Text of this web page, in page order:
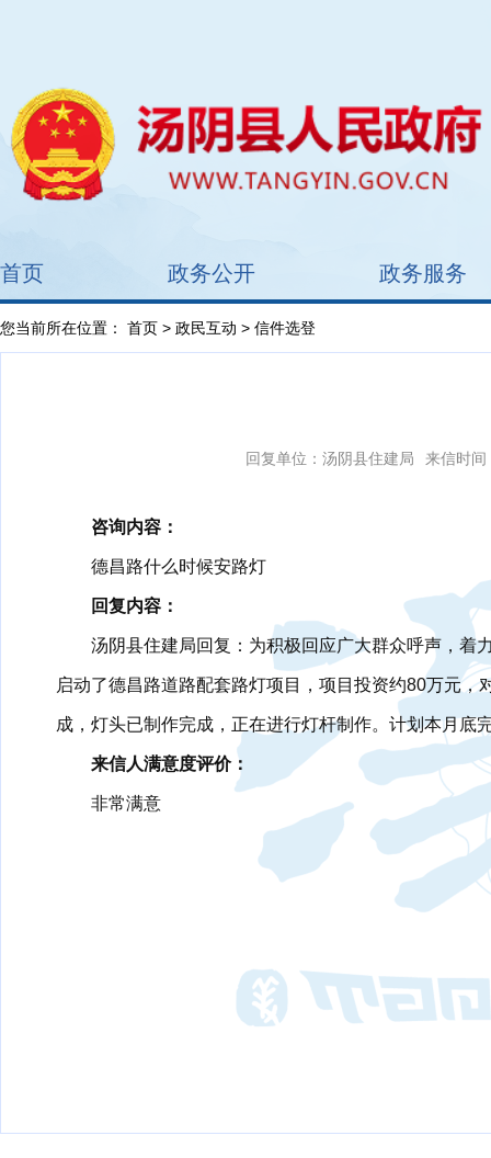
首页 政务公开 政务服务
您当前所在位置： 首页 > 政民互动 > 信件选登
回复单位：汤阴县住建局 来信时
咨询内容：
德昌路什么时候安路灯
回复内容：
汤阴县住建局回复：为积极回应广大群众呼声，着
启动了德昌路道路配套路灯项目，项目投资约80万元
成，灯头已制作完成，正在进行灯杆制作。计划本月
来信人满意度评价：
非常满意